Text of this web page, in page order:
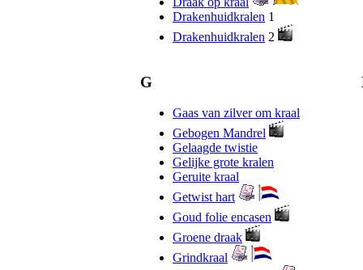
Drakenhuidkralen 1
Drakenhuidkralen 2
G
Gaas van zilver om kraal
Gebogen Mandrel
Gelaagde twistie
Gelijke grote kralen
Geruite kraal
Getwist hart
Goud folie encasen
Groene draak
Grindkraal